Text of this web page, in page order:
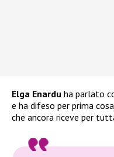
Elga Enardu ha parlato
e ha difeso per prima
che ancora riceve per